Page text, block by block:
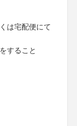
は宅配便にて
すること